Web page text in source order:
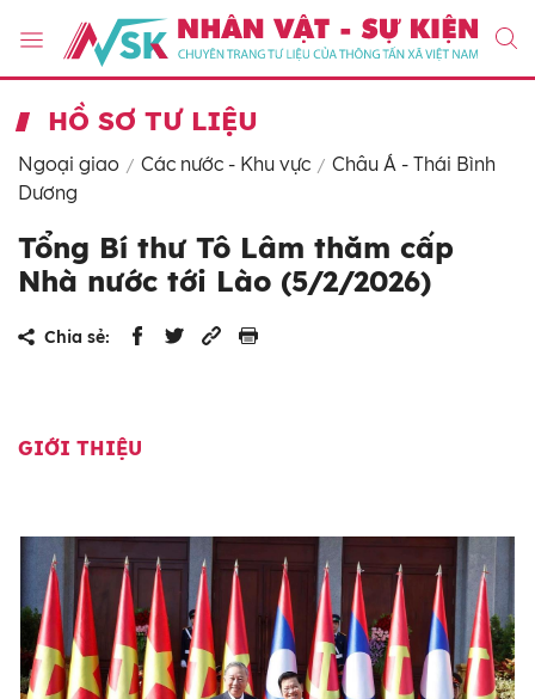
HỒ SƠ TƯ LIỆU
Ngoại giao Các nước - Khu vực
Châu Á - Thái Bình
Dương
Tổng Bí thư Tô Lâm thăm cấp
Nhà nước tới Lào (5/2/2026)
Chia sẻ:
GIỚI THIỆU